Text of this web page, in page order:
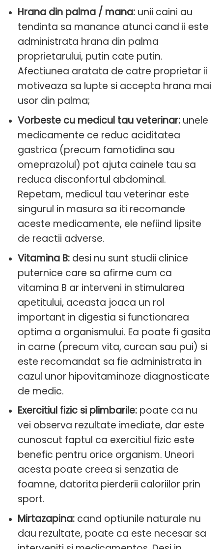
Hrana din palma / mana:unii caini au
tendinta sa manance atunci cand ii este
administrata hrana din palma
proprietarului, putin cate putin.
Afectiunea aratata de catre proprietar ii
motiveaza sa lupte si accepta hrana mai
usor din palma;
Vorbeste cu medicul tau veterinar:unele
medicamente ce reduc aciditatea
gastrica (precum famotidina sau
omeprazolul) pot ajuta cainele tau sa
reduca disconfortul abdominal.
Repetam, medicul tau veterinar este
singurul in masura sa iti recomande
aceste medicamente, ele nefiind lipsite
de reactii adverse.
Vitamina B:desi nu sunt studii clinice
puternice care sa afirme cum ca
vitamina B ar interveni in stimularea
apetitului, aceasta joaca un rol
important in digestia si functionarea
optima a organismului. Ea poate fi gasita
in carne (precum vita, curcan sau pui) si
este recomandat sa fie administrata in
cazul unor hipovitaminoze diagnosticate
de medic.
Exercitiul fizic si plimbarile:poate ca nu
vei observa rezultate imediate, dar este
cunoscut faptul ca exercitiul fizic este
benefic pentru orice organism. Uneori
acesta poate creea si senzatia de
foamne, datorita pierderii caloriilor prin
sport.
Mirtazapina:cand optiunile naturale nu
dau rezultate, poate ca este necesar sa